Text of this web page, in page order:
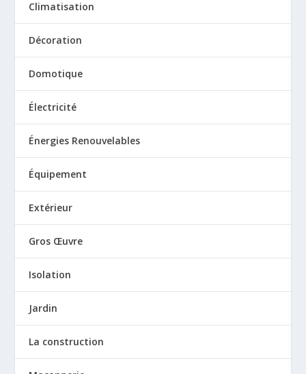
Climatisation
Décoration
Domotique
Électricité
Énergies Renouvelables
Équipement
Extérieur
Gros Œuvre
Isolation
Jardin
La construction